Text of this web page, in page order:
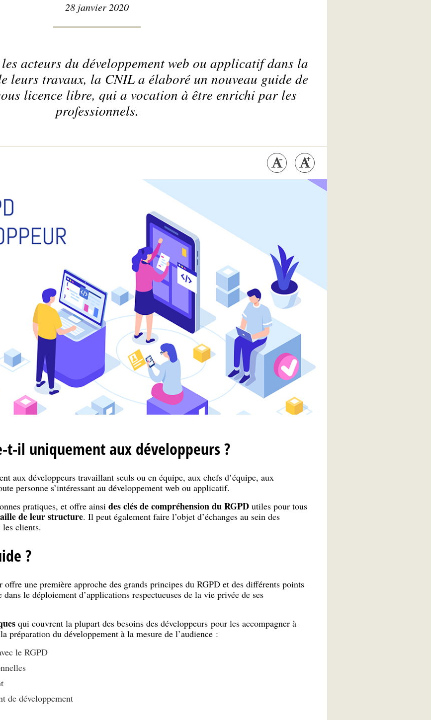
28 janvier 2020
acteurs du développement web ou applicatif dans la
leurs travaux, la CNIL a élaboré un nouveau guide de
licence libre, qui a vocation à être enrichi par les
professionnels.
t-il uniquement aux développeurs ?
aux développeurs travaillant seuls ou en équipe, aux chefs d’équipe, aux
personne s’intéressant au développement web ou applicatif.
pratiques, et offre ainsi des clés de compréhension du RGPDutiles pour tous
de leur structure. Il peut également faire l’objet d’échanges au sein des
les clients.
?
une première approche des grands principes du RGPD et des différents points
le déploiement d’applications respectueuses de la vie privée de ses
qui couvrent la plupart des besoins des développeurs pour les accompagner à
préparation du développement à la mesure de l’audience :
le RGPD
de développement